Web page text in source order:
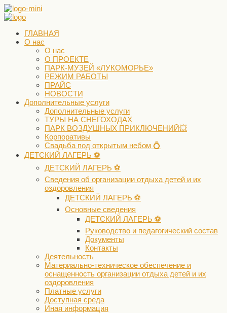
ГЛАВНАЯ
О нас
О нас
О ПРОЕКТЕ
ПАРК-МУЗЕЙ «ЛУКОМОРЬЕ»
РЕЖИМ РАБОТЫ
ПРАЙС
НОВОСТИ
Дополнительные услуги
Дополнительные услуги
ТУРЫ НА СНЕГОХОДАХ
ПАРК ВОЗДУШНЫХ ПРИКЛЮЧЕНИЙ💥
Корпоративы
Свадьба под открытым небом 💍
ДЕТСКИЙ ЛАГЕРЬ ⚽️
ДЕТСКИЙ ЛАГЕРЬ ⚽️
Сведения об организации отдыха детей и их
оздоровления
ДЕТСКИЙ ЛАГЕРЬ ⚽️
Основные сведения
ДЕТСКИЙ ЛАГЕРЬ ⚽️
Руководство и педагогический состав
Документы
Контакты
Деятельность
Материально-техническое обеспечение и
оснащенность организации отдыха детей и их
оздоровления
Платные услуги
Доступная среда
Иная информация